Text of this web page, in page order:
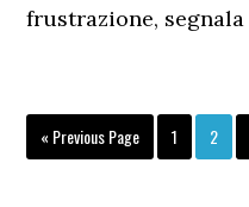
frustrazione,
« Go
to
Previous Page Page
1 Page
2